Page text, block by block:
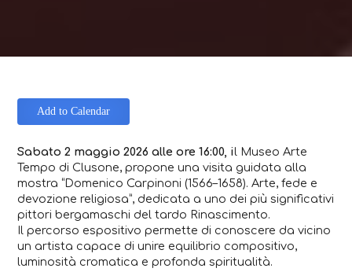
Add to Calendar
Sabato 2 maggio 2026 alle ore 16:00, il Museo Arte
Tempo di Clusone, propone una visita guidata alla
mostra “Domenico Carpinoni (1566–1658). Arte, fede e
devozione religiosa”, dedicata a uno dei più significativi
pittori bergamaschi del tardo Rinascimento.
Il percorso espositivo permette di conoscere da vicino
un artista capace di unire equilibrio compositivo,
luminosità cromatica e profonda spiritualità.